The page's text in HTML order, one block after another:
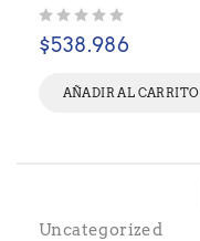
$538.986
AÑADIR AL CARRITO
Uncategorized